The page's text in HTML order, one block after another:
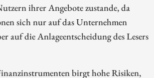
ihrer Angebote zustande, da
sich nur auf das Unternehmen
auf die Anlageentscheidung des Lesers
birgt hohe Risiken,